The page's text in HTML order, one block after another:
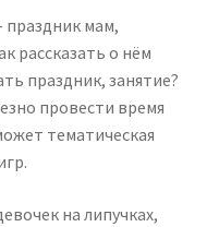
мам,
рассказать о нём
праздник, занятие?
провести время
тематическая
на липучках,